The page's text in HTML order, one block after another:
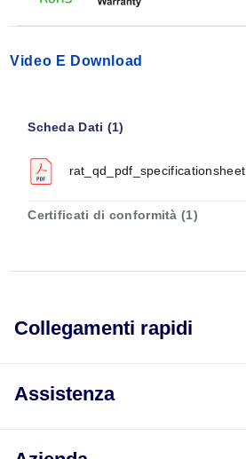
Video E Download
Scheda Dati (1)
rat_qd_pdf_specificationsheet
Certificati di conformità (1)
Collegamenti rapidi
Assistenza